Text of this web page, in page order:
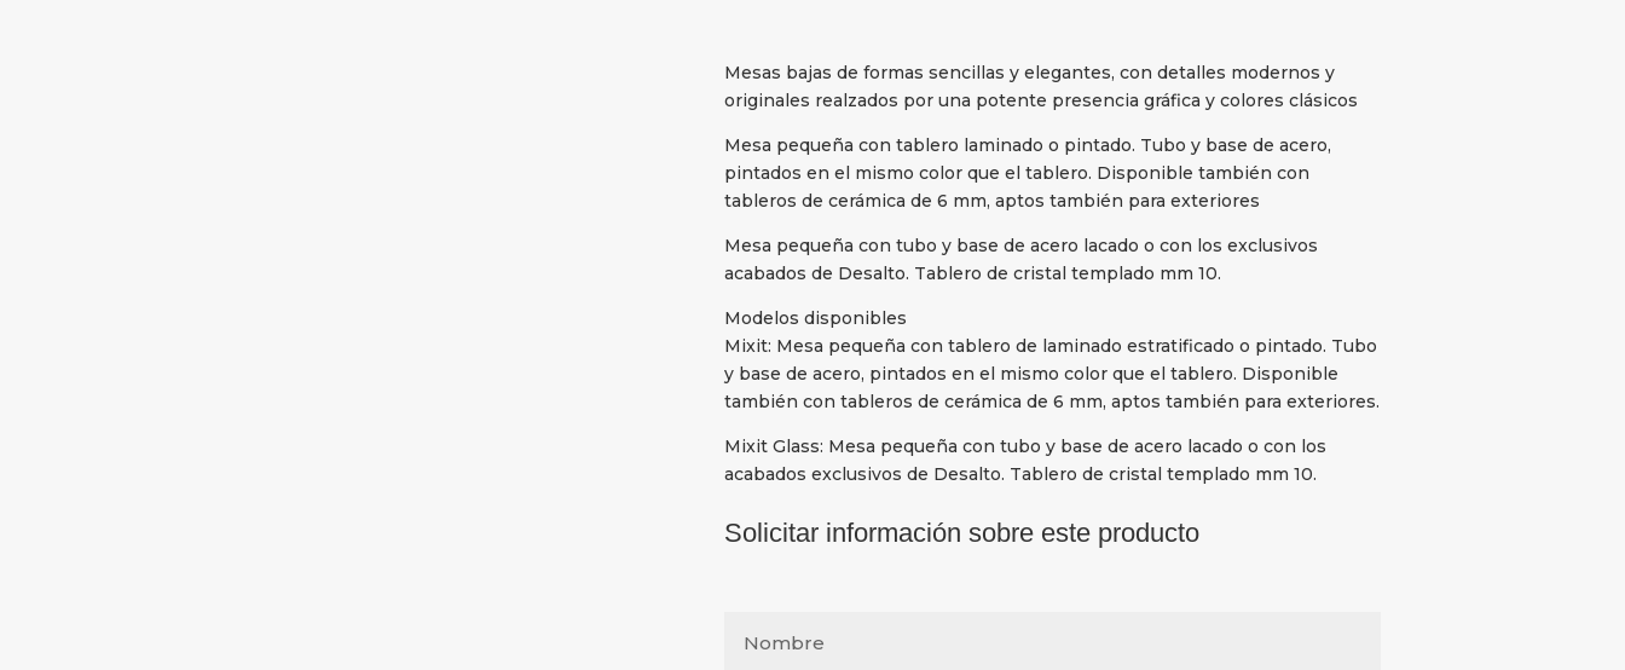
Mesas bajas de formas sencillas y elegantes, con detalles modernos y
originales realzados por una potente presencia gráfica y colores clásicos
Mesa pequeña con tablero laminado o pintado. Tubo y base de acero,
pintados en el mismo color que el tablero. Disponible también con
tableros de cerámica de 6 mm, aptos también para exteriores
Mesa pequeña con tubo y base de acero lacado o con los exclusivos
acabados de Desalto. Tablero de cristal templado mm 10.
Modelos disponibles
Mixit: Mesa pequeña con tablero de laminado estratificado o pintado. Tubo
y base de acero, pintados en el mismo color que el tablero. Disponible
también con tableros de cerámica de 6 mm, aptos también para exteriores.
Mixit Glass: Mesa pequeña con tubo y base de acero lacado o con los
acabados exclusivos de Desalto. Tablero de cristal templado mm 10.
Solicitar información sobre este producto